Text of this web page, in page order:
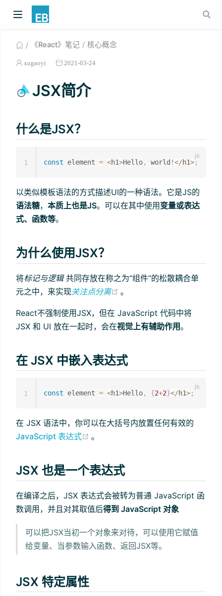
《React》笔记 核心概念
xugaoyi 2021-03-24
JSX简介
什么是JSX？
const element = <h1>Hello, world !</h1>;
1
以类似模板语法的方式描述UI的一种语法。它是JS的
语法糖， 本质上也是JS。可以在其中使用变量或表达
式、函数等。
为什么使用JSX？
将标记与逻辑共同存放在称之为“组件”的松散耦合单
元之中，来实现关注点分离 (opens new window)
。
React不强制使用JSX，但在 JavaScript 代码中将
JSX 和 UI 放在一起时，会在视觉上有辅助作用。
在 JSX 中嵌入表达式
const element = <h1>Hello, {2+2}</h1>;
1
在 JSX 语法中，你可以在大括号内放置任何有效的
JavaScript 表达式
(opens new window)
。
JSX 也是一个表达式
在编译之后，JSX 表达式会被转为普通 JavaScript 函
数调用，并且对其取值后得到 JavaScript 对象
可以把JSX当初一个对象来对待，可以使用它赋值
给变量、当参数输入函数、返回JSX等。
JSX 特定属性